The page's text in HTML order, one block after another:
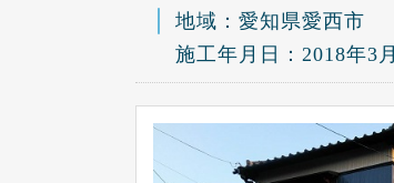
地域：愛知県愛西市
施工年月日：2018年3月